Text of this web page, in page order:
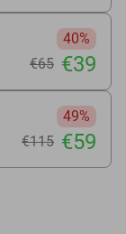
40%
€65 €39
49%
€115 €59